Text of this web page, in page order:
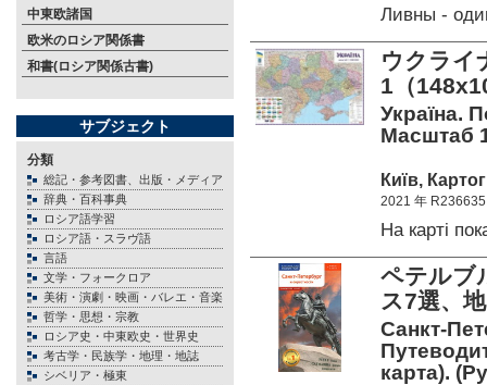
中東欧諸国
欧米のロシア関係書
和書(ロシア関係古書)
サブジェクト
分類
総記・参考図書、出版・メディア
辞典・百科事典
ロシア語学習
ロシア語・スラヴ語
言語
文学・フォークロア
美術・演劇・映画・バレエ・音楽
哲学・思想・宗教
ロシア史・中東欧史・世界史
考古学・民族学・地理・地誌
シベリア・極東
Ливны -
ウクライ
1（
Україна.
Масштаб
Київ,
2021 年 R236635
На карті
ペテル
ス7選、
Санкт-
карта).